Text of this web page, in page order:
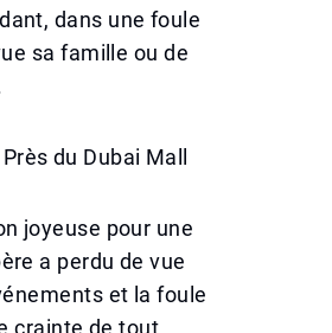
dans une foule
sa famille ou de
du Dubai Mall
joyeuse pour une
a perdu de vue
et la foule
crainte de tout